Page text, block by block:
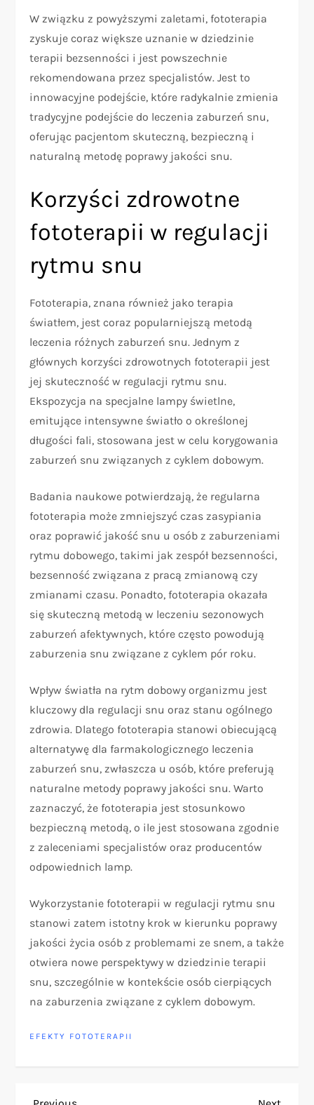
W związku z powyższymi zaletami, fototerapia
zyskuje coraz większe uznanie w dziedzinie
terapii bezsenności i jest powszechnie
rekomendowana przez specjalistów. Jest to
innowacyjne podejście, które radykalnie zmienia
tradycyjne podejście do leczenia zaburzeń snu,
oferując pacjentom skuteczną, bezpieczną i
naturalną metodę poprawy jakości snu.
Korzyści zdrowotne
fototerapii w regulacji
rytmu snu
Fototerapia, znana również jako terapia
światłem, jest coraz popularniejszą metodą
leczenia różnych zaburzeń snu. Jednym z
głównych korzyści zdrowotnych fototerapii jest
jej skuteczność w regulacji rytmu snu.
Ekspozycja na specjalne lampy świetlne,
emitujące intensywne światło o określonej
długości fali, stosowana jest w celu korygowania
zaburzeń snu związanych z cyklem dobowym.
Badania naukowe potwierdzają, że regularna
fototerapia może zmniejszyć czas zasypiania
oraz poprawić jakość snu u osób z zaburzeniami
rytmu dobowego, takimi jak zespół bezsenności,
bezsenność związana z pracą zmianową czy
zmianami czasu. Ponadto, fototerapia okazała
się skuteczną metodą w leczeniu sezonowych
zaburzeń afektywnych, które często powodują
zaburzenia snu związane z cyklem pór roku.
Wpływ światła na rytm dobowy organizmu jest
kluczowy dla regulacji snu oraz stanu ogólnego
zdrowia. Dlatego fototerapia stanowi obiecującą
alternatywę dla farmakologicznego leczenia
zaburzeń snu, zwłaszcza u osób, które preferują
naturalne metody poprawy jakości snu. Warto
zaznaczyć, że fototerapia jest stosunkowo
bezpieczną metodą, o ile jest stosowana zgodnie
z zaleceniami specjalistów oraz producentów
odpowiednich lamp.
Wykorzystanie fototerapii w regulacji rytmu snu
stanowi zatem istotny krok w kierunku poprawy
jakości życia osób z problemami ze snem, a także
otwiera nowe perspektywy w dziedzinie terapii
snu, szczególnie w kontekście osób cierpiących
na zaburzenia związane z cyklem dobowym.
EFEKTY FOTOTERAPII